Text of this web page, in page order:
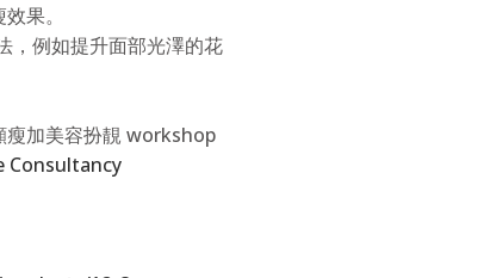
果。
，例如提升面部光澤的花
瘦加美容扮靚 workshop
Consultancy